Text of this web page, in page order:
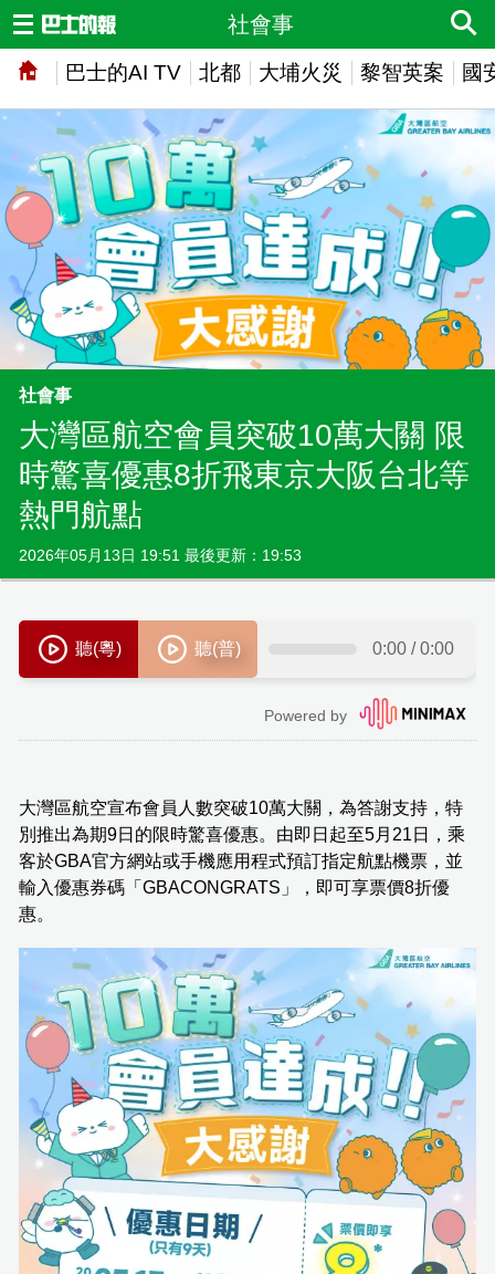
巴士的AI TV 北都 大埔火災 黎智英案 國
社會事
社會事
大灣區航空會員突破10萬大關 限
時驚喜優惠8折飛東京大阪台北等
熱門航點
2026年05月13日 19:51 最後更新：19:53
大灣區航空宣布會員人數突破10萬大關，為答謝支持，特
別推出為期9日的限時驚喜優惠。由即日起至5月21日，乘
客於GBA官方網站或手機應用程式預訂指定航點機票，並
輸入優惠券碼「GBACONGRATS」，即可享票價8折優
惠。